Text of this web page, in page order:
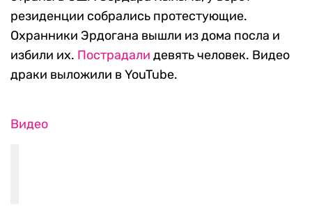
резиденции собрались протестующие.
Охранники Эрдогана вышли из дома посла и
избили их. Пострадали девять человек. Видео
драки выложили в YouTube.
Видео